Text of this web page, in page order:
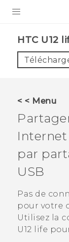
VIVE
VIVERSE
ASSISTANCE
Appareils HTC
Connexion
HTC U12
< < Menu
par
USB
Pas de
pour votre
Utilisez la
U12 life